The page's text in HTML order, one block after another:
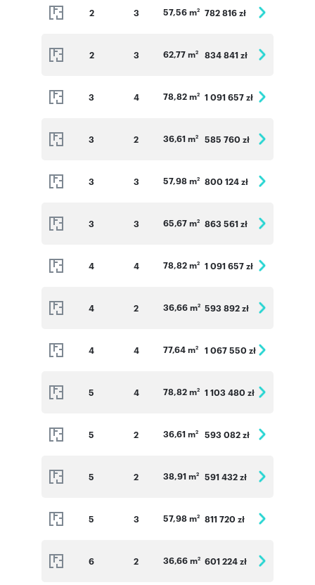
2 3 57,56 m2 782 816 zł
2 3 62,77 m2 834 841 zł
3 4 78,82 m2 1 091 657 zł
3 2 36,61 m2 585 760 zł
3 3 57,98 m2 800 124 zł
3 3 65,67 m2 863 561 zł
4 4 78,82 m2 1 091 657 zł
4 2 36,66 m2 593 892 zł
4 4 77,64 m2 1 067 550 zł
5 4 78,82 m2 1 103 480 zł
5 2 36,61 m2 593 082 zł
5 2 38,91 m2 591 432 zł
5 3 57,98 m2 811 720 zł
6 2 36,66 m2 601 224 zł